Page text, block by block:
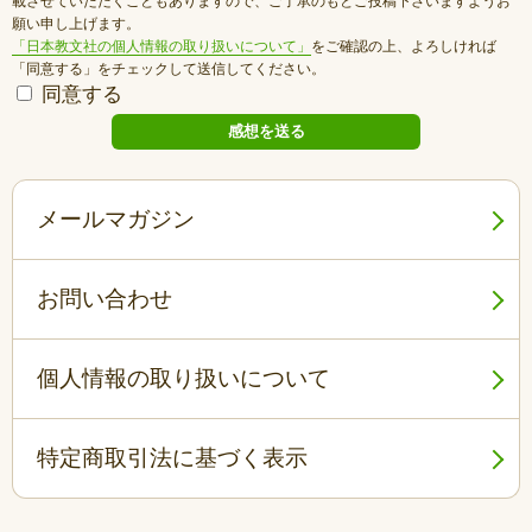
願い申し上げます。
「日本教文社の個人情報の取り扱いについて」 をご確認の上、よろしければ
「同意する」をチェックして送信してください。
同意する
メールマガジン
お問い合わせ
個人情報の取り扱いについて
特定商取引法に基づく表示